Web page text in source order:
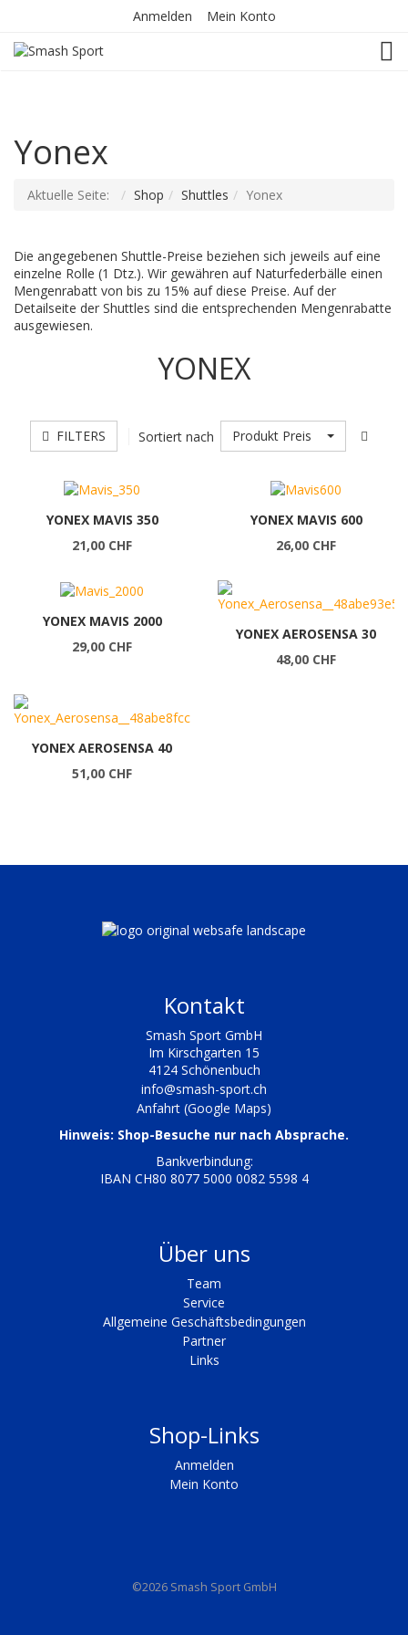
Anmelden
Mein Konto
Yonex
Aktuelle Seite: Shop Shuttles Yonex
Die angegebenen Shuttle-Preise beziehen sich jeweils auf eine
einzelne Rolle (1 Dtz.). Wir gewähren auf Naturfederbälle einen
Mengenrabatt von bis zu 15% auf diese Preise. Auf der
Detailseite der Shuttles sind die entsprechenden Mengenrabatte
ausgewiesen.
YONEX
FILTERS Sortiert nach Produkt Preis
YONEX MAVIS 350
21,00 CHF
YONEX MAVIS 600
26,00 CHF
YONEX MAVIS 2000
29,00 CHF
YONEX AEROSENSA 30
48,00 CHF
YONEX AEROSENSA 40
51,00 CHF
Kontakt
Smash Sport GmbH
Im Kirschgarten 15
4124 Schönenbuch
info@smash-sport.ch
Anfahrt (Google Maps)
Hinweis: Shop-Besuche nur nach Absprache.
Bankverbindung:
IBAN CH80 8077 5000 0082 5598 4
Über uns
Team
Service
Allgemeine Geschäftsbedingungen
Partner
Links
Shop-Links
Anmelden
Mein Konto
©2026 Smash Sport GmbH